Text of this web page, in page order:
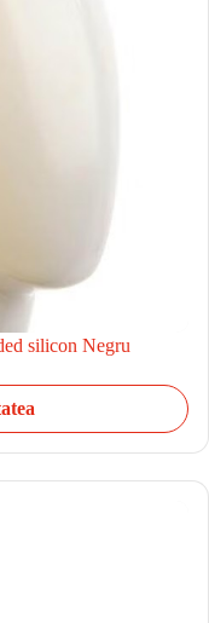
silicon Negru